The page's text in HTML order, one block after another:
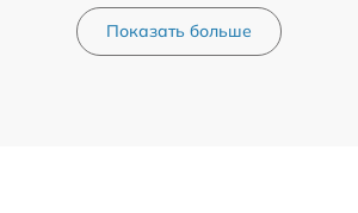
Показать больше